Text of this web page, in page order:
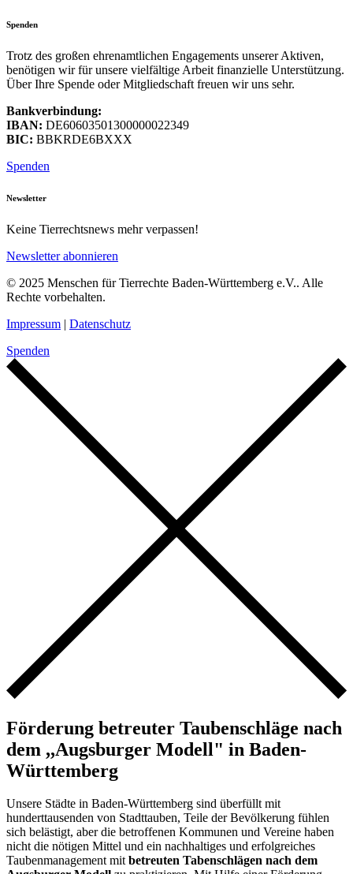
Spenden
Trotz des großen ehrenamtlichen Engagements unserer Aktiven,
benötigen wir für unsere vielfältige Arbeit finanzielle Unterstützung.
Über Ihre Spende oder Mitgliedschaft freuen wir uns sehr.
Bankverbindung:
IBAN: DE60603501300000022349
BIC: BBKRDE6BXXX
Spenden
Newsletter
Keine Tierrechtsnews mehr verpassen!
Newsletter abonnieren
© 2025 Menschen für Tierrechte Baden-Württemberg e.V.. Alle
Rechte vorbehalten.
Impressum | Datenschutz
Spenden
Förderung betreuter Taubenschläge nach
dem ,,Augsburger Modell" in Baden-
Württemberg
Unsere Städte in Baden-Württemberg sind überfüllt mit
hunderttausenden von Stadttauben, Teile der Bevölkerung fühlen
sich belästigt, aber die betroffenen Kommunen und Vereine haben
nicht die nötigen Mittel und ein nachhaltiges und erfolgreiches
Taubenmanagement mitbetreuten Tabenschlägen nach dem